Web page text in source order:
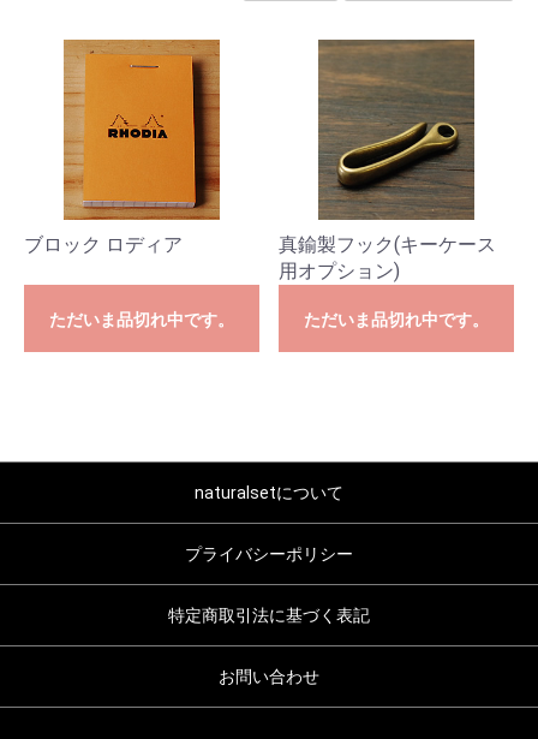
ブロック ロディア
ただいま品切れ中です。
真鍮製フック(キーケース
用オプション)
ただいま品切れ中です。
naturalsetについて
プライバシーポリシー
特定商取引法に基づく表記
お問い合わせ